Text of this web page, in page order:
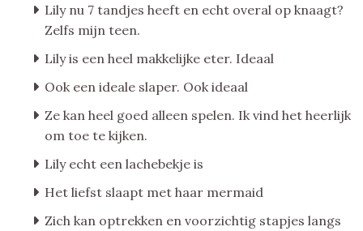
Lily nu 7 tandjes heeft en echt overal op knaagt?
Zelfs mijn teen.
Lily is een heel makkelijke eter. Ideaal
Ook een ideale slaper. Ook ideaal
Ze kan heel goed alleen spelen. Ik vind het heerlijk
om toe te kijken.
Lily echt een lachebekje is
Het liefst slaapt met haar mermaid
Zich kan optrekken en voorzichtig stapjes langs